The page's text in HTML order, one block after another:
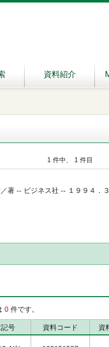
資料紹介
1 件中、 1 件目
著 -- ビジネス社 -- １９９４．
0 件です。
号 資料コード 資